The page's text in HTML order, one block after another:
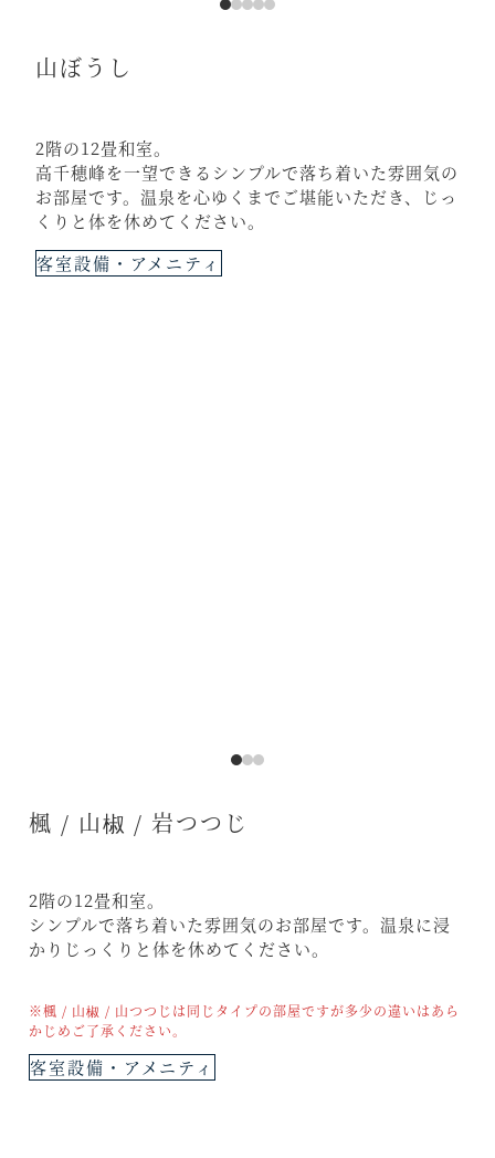
山ぼうし
2階の12畳和室。
高千穂峰を一望できるシンプルで落ち着いた雰囲気の
お部屋です。温泉を心ゆくまでご堪能いただき、じっ
くりと体を休めてください。
客室設備・アメニティ
楓 / 山椒 / 岩つつじ
2階の12畳和室。
シンプルで落ち着いた雰囲気のお部屋です。温泉に浸
かりじっくりと体を休めてください。
※楓 / 山椒 / 山つつじは同じタイプの部屋ですが多少の違いはあら
かじめご了承ください。
客室設備・アメニティ